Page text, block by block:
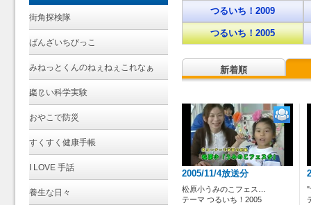
街角探検隊
ばんざいちびっこ
みねっとくんのねぇねぇこれなぁ
に？
楽しい科学実験
おやこで防災
すくすく健康手帳
I LOVE 手話
養生な日々
つるいち！2009
つるいち！2005
新着順
2005/11/4放送分
松原小うみのこフェス…
テーマ つるいち！2005
"